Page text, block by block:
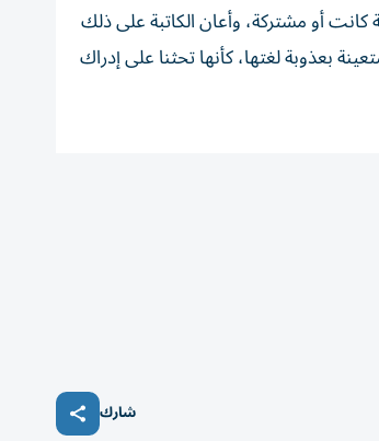
كانت أو مشتركة، وأعان الكاتبة على ذلك
بعذوبة لغتها، كأنها تحثنا على إدراك
شارك